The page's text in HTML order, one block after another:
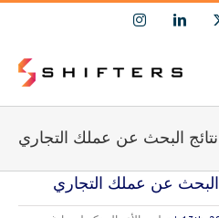
X
LinkedIn
Instagram
البحث عن عملك التجاري
عن عملك التجاري